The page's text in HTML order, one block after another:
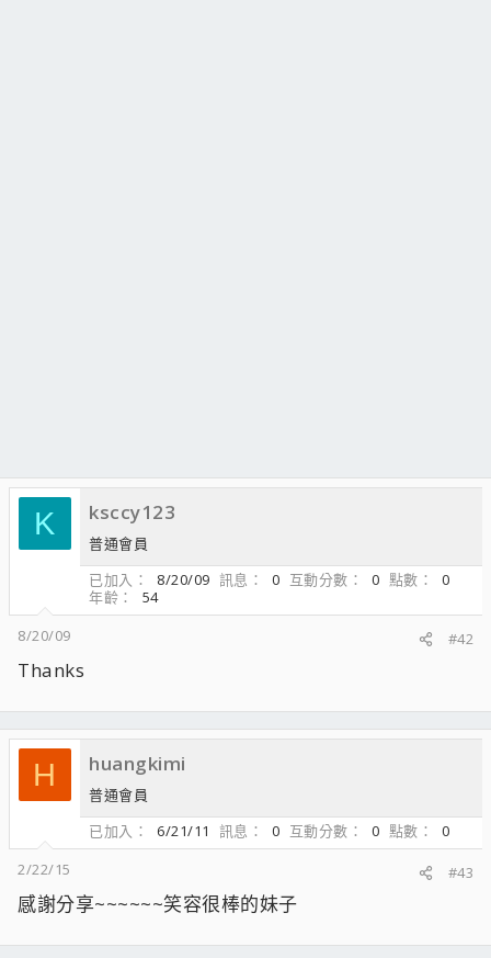
K ksccy123
普通會員
已加入
8/20/09 訊息 0 互動分數 0 點數
0
年齡
54
8/20/09
#42
Thanks
H huangkimi
普通會員
已加入
6/21/11 訊息 0 互動分數 0 點數
0
2/22/15
#43
感謝分享~~~~~~笑容很棒的妹子